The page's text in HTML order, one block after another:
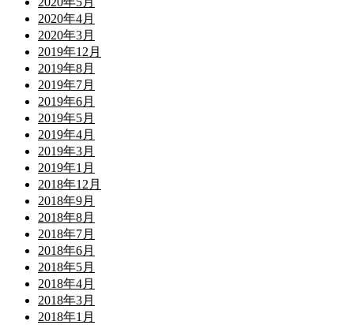
2020年4月
2020年3月
2019年12月
2019年8月
2019年7月
2019年6月
2019年5月
2019年4月
2019年3月
2019年1月
2018年12月
2018年9月
2018年8月
2018年7月
2018年6月
2018年5月
2018年4月
2018年3月
2018年1月